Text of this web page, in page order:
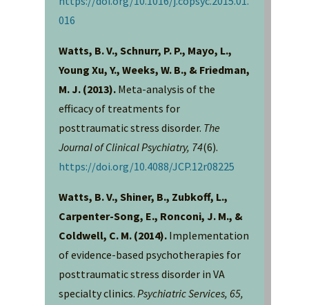
016
Watts, B. V., Schnurr, P. P., Mayo, L.,
Young Xu, Y., Weeks, W. B., & Friedman,
M. J. (2013).Meta-analysis of the
efficacy of treatments for
posttraumatic stress disorder. The
Journal of Clinical Psychiatry, 74(6).
https://doi.org/10.4088/JCP.12r08225
Watts, B. V., Shiner, B., Zubkoff, L.,
Carpenter-Song, E., Ronconi, J. M., &
Coldwell, C. M. (2014).Implementation
of evidence-based psychotherapies for
posttraumatic stress disorder in VA
specialty clinics. Psychiatric Services, 65,